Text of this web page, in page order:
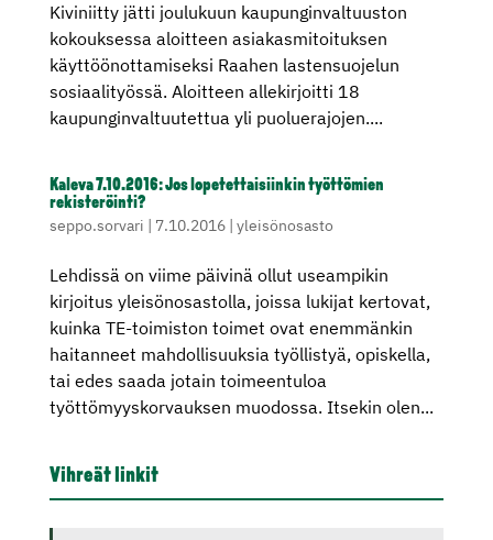
Kiviniitty jätti joulukuun kaupunginvaltuuston
kokouksessa aloitteen asiakasmitoituksen
käyttöönottamiseksi Raahen lastensuojelun
sosiaalityössä. Aloitteen allekirjoitti 18
kaupunginvaltuutettua yli puoluerajojen....
Kaleva 7.10.2016: Jos lopetettaisiinkin työttömien
rekisteröinti?
seppo.sorvari | 7.10.2016| yleisönosasto
Lehdissä on viime päivinä ollut useampikin
kirjoitus yleisönosastolla, joissa lukijat kertovat,
kuinka TE-toimiston toimet ovat enemmänkin
haitanneet mahdollisuuksia työllistyä, opiskella,
tai edes saada jotain toimeentuloa
työttömyyskorvauksen muodossa. Itsekin olen...
Vihreät linkit